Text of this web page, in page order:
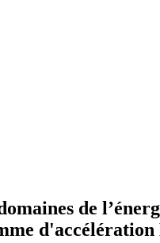
de
d'accélération